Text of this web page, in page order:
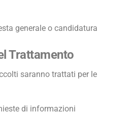
generale o candidatura
Trattamento
saranno trattati per le
di informazioni